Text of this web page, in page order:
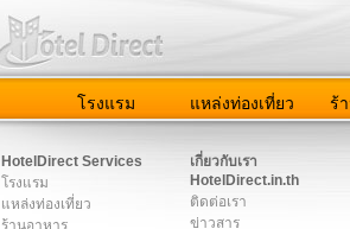
โรงแรม แหล่งท่องเที่ยว ร้
HotelDirect Services
โรงแรม
แหล่งท่องเที่ยว
ร้านอาหาร
เกี่ยวกับเรา
HotelDirect.in.th
ติดต่อเรา
ข่าวสาร